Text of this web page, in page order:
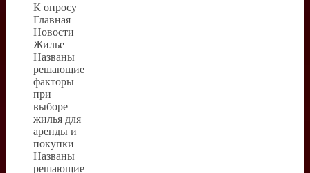
К опросу
Главная
Новости
Жилье
Названы
решающие
факторы
при
выборе
жилья для
аренды и
покупки
Названы
решающие